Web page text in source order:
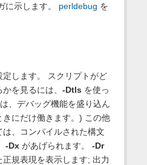
に示します。 perldebug を
します。 スクリプトがど
を見るには、 -Dtls を使っ
、デバッグ機能を盛り込ん
きにだけ働きます。) この他
、コンパイルされた構文
-Dxがあげられます。 -Dr
規表現を表示します; 出力